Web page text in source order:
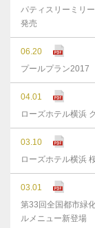
パティスリーミリ
発売
06.20
プールプラン2017
04.01
ローズホテル横浜
03.10
ローズホテル横浜
03.01
第33回全国都市緑
ルメニュー新登場